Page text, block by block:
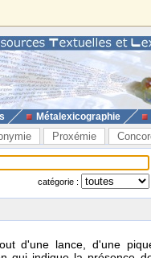
Métalexicographie
Proxémie
catégorie :
d'une lance, d'une